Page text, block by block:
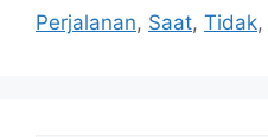
Perjalanan, Saat, Tidak,